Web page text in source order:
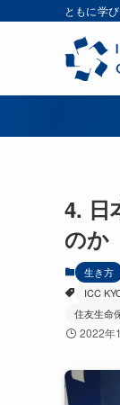
ともに学
4. 日
のか
生き方
ICC
住友生命
2022年